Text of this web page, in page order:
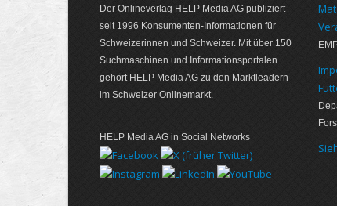
Der Onlineverlag HELP Media AG publiziert
seit 1996 Konsumenten-Informationen für
Schweizerinnen und Schweizer. Mit über 150
Suchmaschinen und Informationsportalen
gehört HELP Media AG zu den Marktleadern
im Schweizer Onlinemarkt.
HELP Media AG in Social Networks